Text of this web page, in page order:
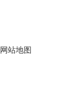
网站地图